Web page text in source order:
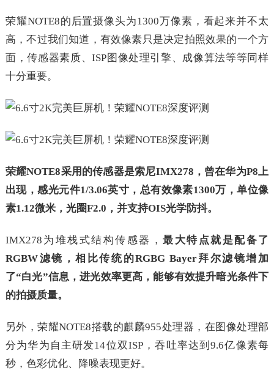
荣耀NOTE8的后置摄像头为1300万像素，看起来并不太
高，不过我们知道，有效像素只是决定拍照效果的一个方
面，传感器素质、ISP图像处理引擎、成像算法等等同样
十分重要。
荣耀NOTE8采用的传感器是索尼IMX278，曾在华为P8上
出现，感光元件1/3.06英寸，总有效像素1300万，单位像
素1.12微米，光圈F2.0，并支持OIS光学防抖。
IMX278为堆栈式结构传感器，最大特点就是配备了
RGBW滤镜，相比传统的RGBG Bayer拜尔滤镜增加
了“白光”信息，进光效率更高，能够有效提升暗光条件下
的拍摄质量。
另外，荣耀NOTE8搭载的麒麟955处理器，在图像处理部
分为华为自主研发14位双ISP，吞吐率达到9.6亿像素每
秒，色彩优化、降噪表现更好。